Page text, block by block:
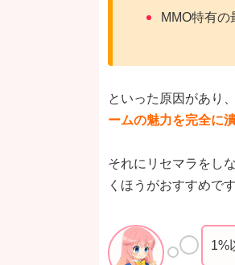
MMO特有の
といった原因があり、
ームの魅力を完全に
それにリセマラをし
くほうがおすすめです
1%